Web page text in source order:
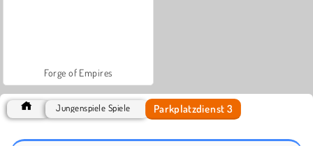
Forge of Empires
Jungenspiele Spiele Parkplatzdienst 3